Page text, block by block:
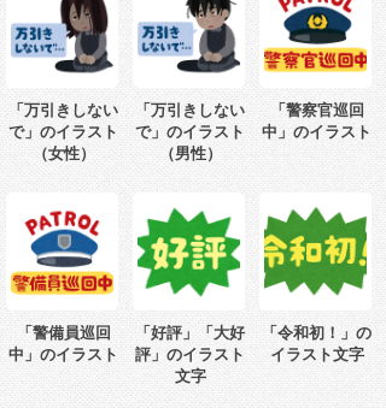
「万引きしない
で」のイラスト
（女性）
「万引きしない
で」のイラスト
（男性）
「警察官巡回
中」のイラスト
「警備員巡回
中」のイラスト
「好評」「大好
評」のイラスト
文字
「令和初！」の
イラスト文字